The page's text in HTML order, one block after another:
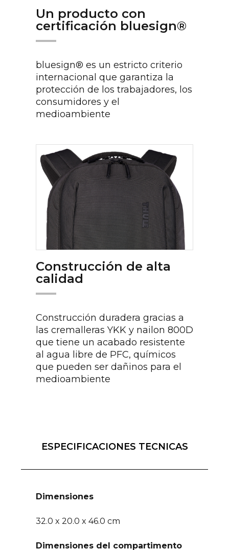
Un producto con
certificación bluesign®
bluesign® es un estricto criterio
internacional que garantiza la
protección de los trabajadores, los
consumidores y el
medioambiente
Construcción de alta
calidad
Construcción duradera gracias a
las cremalleras YKK y nailon 800D
que tiene un acabado resistente
al agua libre de PFC, químicos
que pueden ser dañinos para el
medioambiente
ESPECIFICACIONES TECNICAS
Dimensiones
32.0 x 20.0 x 46.0 cm
Dimensiones del compartimento